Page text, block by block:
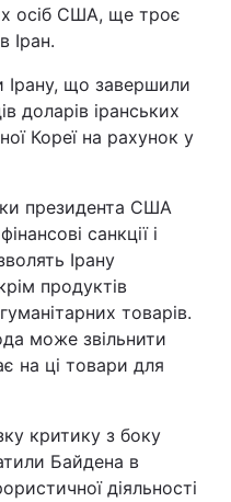
осіб США, ще троє
Іран.
що завершили
доларів іранських
Кореї на рахунок у
президента США
санкції і
Ірану
продуктів
товарів.
може звільнити
на ці товари для
критику з боку
Байдена в
діяльності